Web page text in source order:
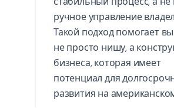
ручное управление
Такой подход помогает
не просто нишу, а
бизнеса, которая имеет
потенциал для
развития на